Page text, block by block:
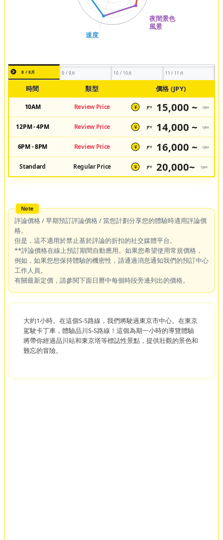
8 / 8月 9 / 9月 10 / 10月 11 / 11月
時間 類型 價格 (JPY)
10AM Review Price ¥ JPY 15,000 ~ /pax
12PM - 4PM Review Price ¥ JPY 14,000 ~ /pax
6PM - 8PM Review Price ¥ JPY 16,000 ~ /pax
Standard Regular Price ¥ JPY 20,000~ /pax
評論價格 / 早期預訂評論價格 / 當您計劃分享您的體驗時適用評論價
格。
但是，這不適用於禁止基於評論的折扣的社交媒體平台。
**評論價格在線上預訂期間自動應用。如果您希望使用常規價格，
例如，如果您想保持體驗的機密性，請通過消息通知我們的預訂中心
工作人員。
有關最新定價，請參閱下面日曆中每個時段旁邊列出的價格。
大約1小時。在這個S-S路線，我們將駛過東京市中心。在東京
駕駛卡丁車，體驗品川S-S路線！這個為期一小時的導覽體驗
將帶你經過品川站和東京塔等標誌性景點，提供壯觀的景色和
難忘的冒險。